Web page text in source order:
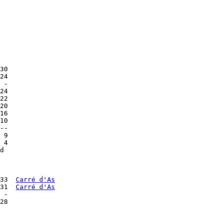
-
9
4
Carré d'As
Carré d'As
-